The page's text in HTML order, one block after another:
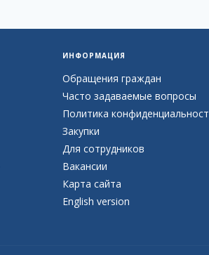
ИНФОРМАЦИЯ
Обращения граждан
Часто задаваемые вопросы
Политика
Закупки
Для сотрудников
Вакансии
Карта сайта
English version